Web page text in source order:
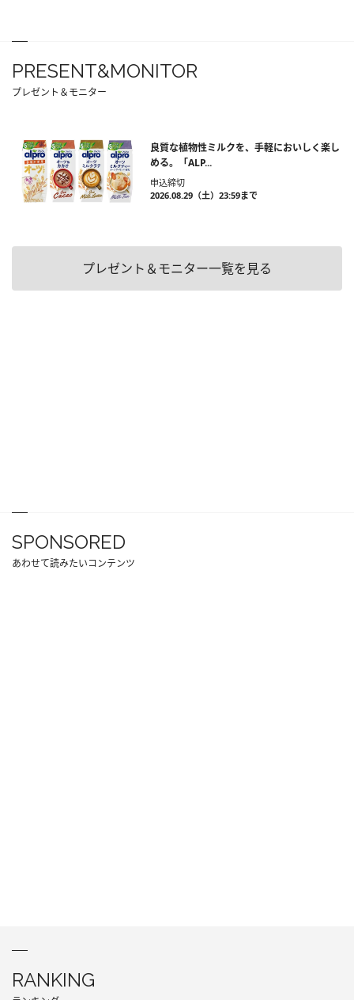
PRESENT&MONITOR
プレゼント＆モニター
良質な植物性ミルクを、手軽においしく楽し
める。「ALP...
申込締切
2026.08.29（土）23:59まで
プレゼント＆モニター一覧を見る
SPONSORED
あわせて読みたいコンテンツ
RANKING